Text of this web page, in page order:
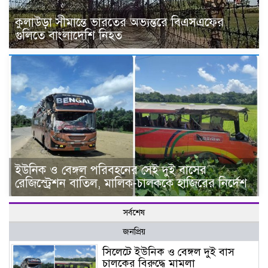
কুলাউড়া সীমান্তে ভারতের অভ্যন্তরে বিএসএফের
গুলিতে বাংলাদেশি নিহত
ইউনিক ও বেঙ্গল পরিবহনের সেই দুই বাসের
রেজিস্ট্রেশন বাতিল, মালিক-চালককে হাজিরের নির্দেশ
সর্বশেষ
জনপ্রিয়
সিলেটে ইউনিক ও বেঙ্গল দুই বাস
চালকের বিরুদ্ধে মামলা